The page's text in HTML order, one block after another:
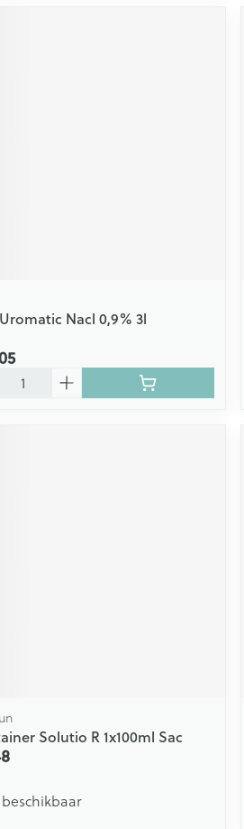
Nacl 0,9% 3l
Solutio R 1x100ml Sac